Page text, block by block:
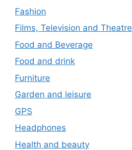
Fashion
Films, Television and Theatre
Food and Beverage
Food and drink
Furniture
Garden and leisure
GPS
Headphones
Health and beauty